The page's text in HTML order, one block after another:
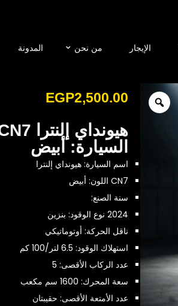
الإيجار من نحن المدونة
EGP2,500.00
السيارة: أبيض
اسم السيارة: هيونداي إلنترا
CN7 اللون: أبيض
سنة الصنع:
2024 نوع الوقود: بنزين
ناقل الحركة: أوتوماتيكي
استهلاك الوقود: 6.5 لتر/100 كم
عدد الركاب الأقصى: 5
سعة المحرك: 1600 سم مكعب
عدد الأمتعة الأقصى: حقيبتان